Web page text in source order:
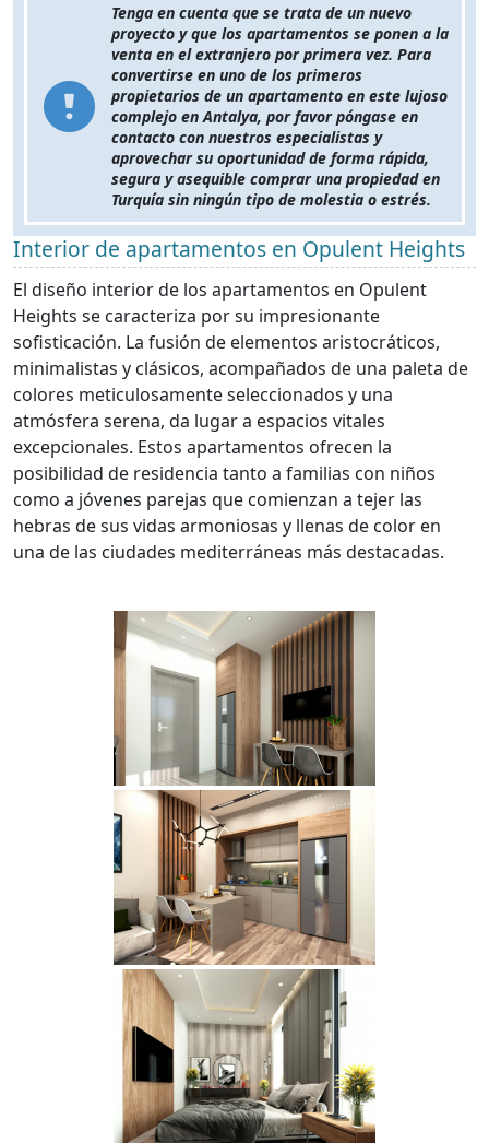
Tenga en cuenta que se trata de un nuevo
proyecto y que los apartamentos se ponen a la
venta en el extranjero por primera vez. Para
convertirse en uno de los primeros
propietarios de un apartamento en este lujoso
complejo en Antalya, por favor póngase en
contacto con nuestros especialistas y
aprovechar su oportunidad de forma rápida,
segura y asequible comprar una propiedad en
Turquía sin ningún tipo de molestia o estrés.
Interior de apartamentos en Opulent Heights
El diseño interior de los apartamentos en Opulent
Heights se caracteriza por su impresionante
sofisticación. La fusión de elementos aristocráticos,
minimalistas y clásicos, acompañados de una paleta de
colores meticulosamente seleccionados y una
atmósfera serena, da lugar a espacios vitales
excepcionales. Estos apartamentos ofrecen la
posibilidad de residencia tanto a familias con niños
como a jóvenes parejas que comienzan a tejer las
hebras de sus vidas armoniosas y llenas de color en
una de las ciudades mediterráneas más destacadas.